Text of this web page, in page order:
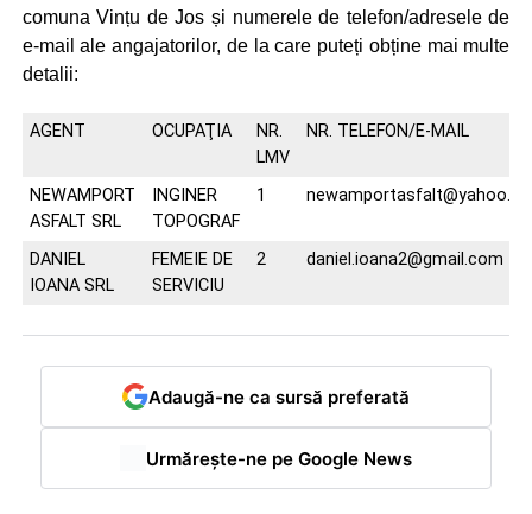
comuna Vințu de Jos și numerele de telefon/adresele de
e-mail ale angajatorilor, de la care puteți obține mai multe
detalii:
AGENT OCUPAŢIA
NR.
LMV
NR. TELEFON/E-MAIL
NEWAMPORT
ASFALT SRL
INGINER
TOPOGRAF
1
DANIEL
IOANA SRL
FEMEIE DE
SERVICIU
2 daniel.ioana2@gmail.com
Adaugă-ne ca sursă preferată
Urmărește-ne pe Google News